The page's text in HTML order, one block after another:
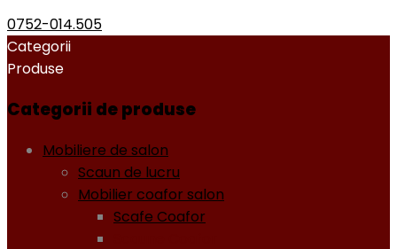
0752-014.505
Categorii
Produse
Categorii de produse
Mobiliere de salon
Scaun de lucru
Mobilier coafor salon
Scafe Coafor